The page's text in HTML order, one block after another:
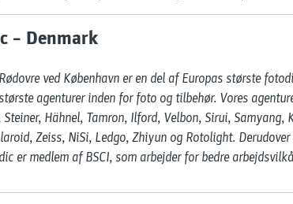
– Denmark
ved København er en del af Europas største
agenturer inden for foto og tilbehør. Vores
Hähnel, Tamron, Ilford, Velbon, Sirui, Samyang,
Zeiss, NiSi, Ledgo, Zhiyun og Rotolight.
er medlem af BSCI, som arbejder for bedre